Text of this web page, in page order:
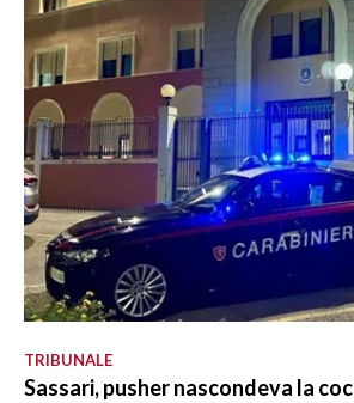
TRIBUNALE
Sassari, pusher nascondeva la